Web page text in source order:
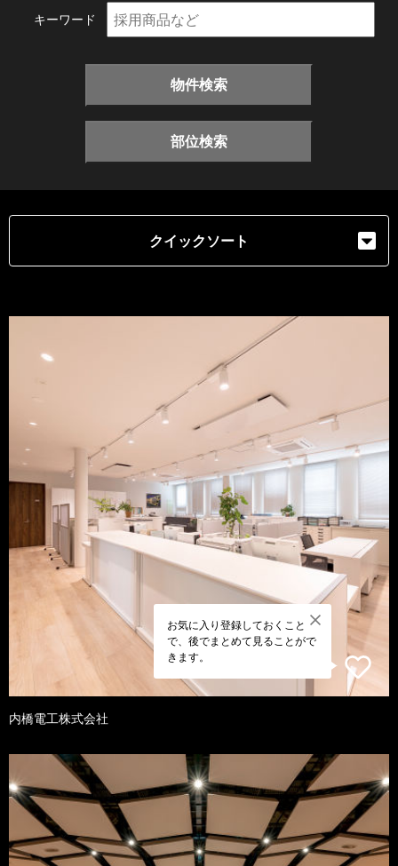
キーワード
物件検索
部位検索
クイックソート
お気に入り登録しておくこと
で、後でまとめて見ることがで
きます。
内橋電工株式会社